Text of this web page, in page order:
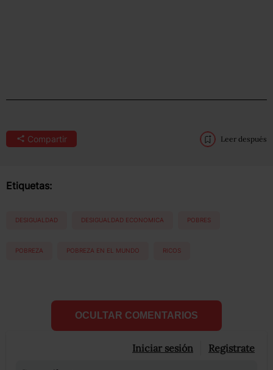
Compartir Leer después
Etiquetas:
DESIGUALDAD DESIGUALDAD ECONOMICA POBRES
POBREZA POBREZA EN EL MUNDO RICOS
OCULTAR COMENTARIOS
Iniciar sesión Registrate